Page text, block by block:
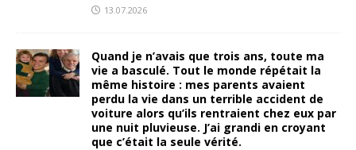
13.07.2026
Quand je n’avais que trois ans, toute ma
vie a basculé. Tout le monde répétait la
même histoire : mes parents avaient
perdu la vie dans un terrible accident de
voiture alors qu’ils rentraient chez eux par
une nuit pluvieuse. J’ai grandi en croyant
que c’était la seule vérité.